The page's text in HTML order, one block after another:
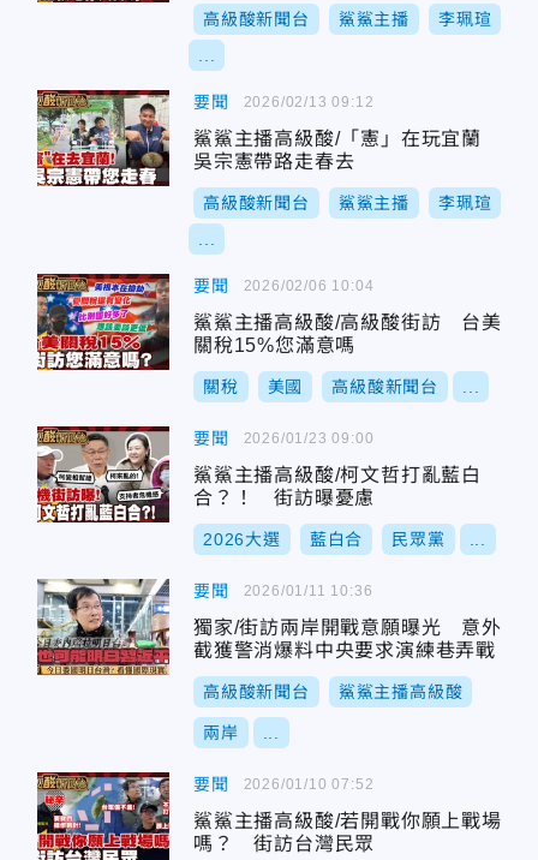
高級酸新聞台 鯊鯊主播 李珮瑄
要聞
鯊鯊主播高級酸/「憲」在玩宜蘭
吳宗憲帶路走春去
高級酸新聞台 鯊鯊主播 李珮瑄
2026/02/13 09:12
要聞
鯊鯊主播高級酸/高級酸街訪 台美
關稅15%您滿意嗎
關稅 美國 高級酸新聞台
2026/02/06 10:04
要聞
鯊鯊主播高級酸/柯文哲打亂藍白
合？！ 街訪曝憂慮
2026大選 藍白合 民眾黨
2026/01/23 09:00
要聞
獨家/街訪兩岸開戰意願曝光 意外
截獲警消爆料中央要求演練巷弄戰
高級酸新聞台 鯊鯊主播高級酸
兩岸
2026/01/11 10:36
要聞
鯊鯊主播高級酸/若開戰你願上戰場
嗎？ 街訪台灣民眾
2026/01/10 07:52